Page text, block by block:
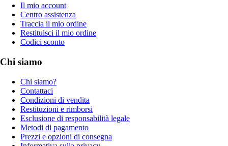
Il mio account
Centro assistenza
Traccia il mio ordine
Restituisci il mio ordine
Codici sconto
Chi siamo
Chi siamo?
Contattaci
Condizioni di vendita
Restituzioni e rimborsi
Esclusione di responsabilità legale
Metodi di pagamento
Prezzi e opzioni di consegna